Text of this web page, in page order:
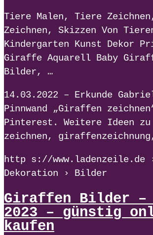
Tiere Malen, Tiere
Zeichnen, Skizzen Von
Kindergarten Kunst Dekor
Giraffe Aquarell Baby
Bilder, …
14.03.2022 – Erkunde
Pinnwand „Giraffen
Pinterest. Weitere Ideen
zeichnen,
http s://www.ladenzeile.de
Dekoration › Bilder
Giraffen Bilder –
2023 – günstig
kaufen